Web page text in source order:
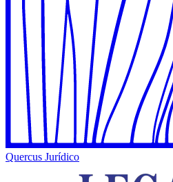
Quercus Jurídico